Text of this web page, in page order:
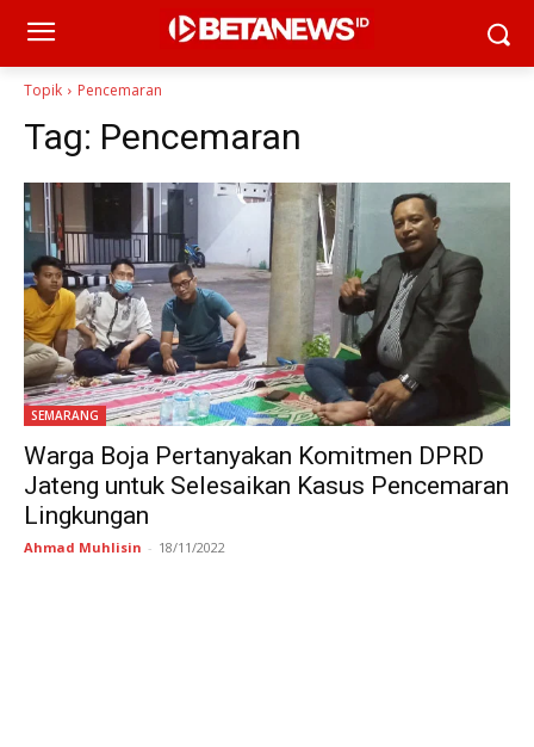
Topik Pencemaran
Tag: Pencemaran
SEMARANG
Warga Boja Pertanyakan Komitmen DPRD
Jateng untuk Selesaikan Kasus Pencemaran
Lingkungan
Ahmad Muhlisin - 18/11/2022